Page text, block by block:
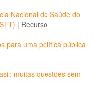
Nacional de Saúde do
| Recurso
para uma política pública
muitas questões sem